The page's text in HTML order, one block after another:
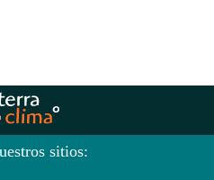
sitios: